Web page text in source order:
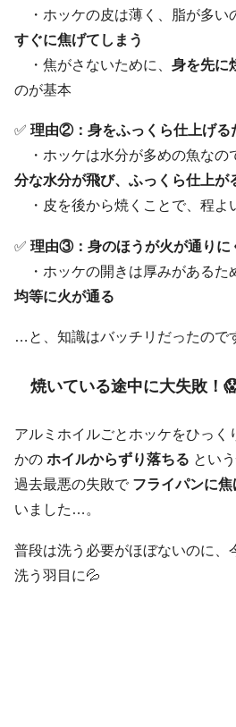
・ホッケの皮は薄く、脂が多い
すぐに焦げてしまう
・焦がさないために、 身を先に
のが基本
✅ 理由②：身をふっくら仕上げる
・ホッケは水分が多めの魚なの
分な水分が飛び、ふっくら仕上が
・皮を後から焼くことで、程よ
✅ 理由③：身のほうが火が通りに
・ホッケの開きは厚みがあるた
均等に火が通る
…と、知識はバッチリだったので
焼いている途中に大失敗！
アルミホイルごとホッケをひっく
かの ホイルからずり落ちる とい
過去最悪の失敗で フライパンに
いました…。
普段は洗う必要がほぼないのに、
洗う羽目に💦